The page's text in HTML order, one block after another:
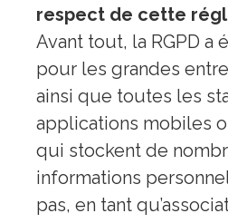
respect de cette
Avant tout, la RGPD a
pour les grandes
ainsi que toutes les
applications mobiles
qui stockent de
informations
pas, en tant